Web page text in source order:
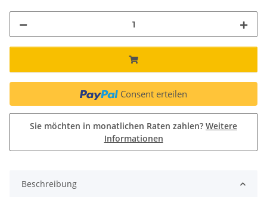
Consent erteilen
Sie möchten in monatlichen Raten zahlen? Weitere
Informationen
Beschreibung